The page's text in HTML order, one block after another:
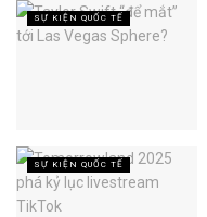
SỰ KIỆN QUỐC TẾ
SỰ KIỆN QUỐC TẾ